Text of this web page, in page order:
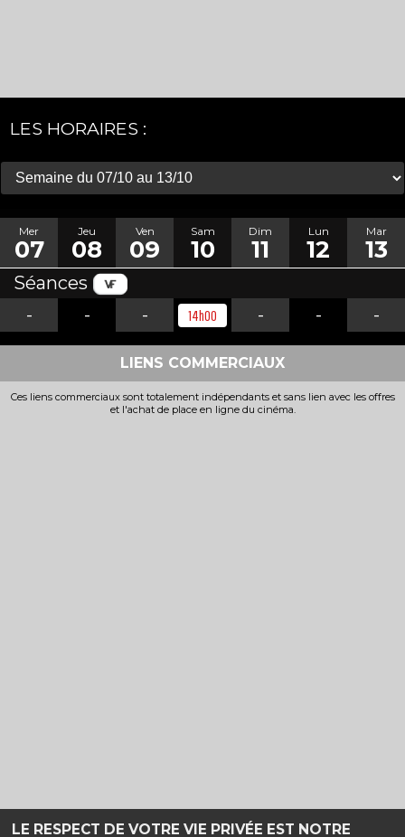
LE RESPECT DE VOTRE VIE PRIVÉE EST NOTRE
LES HORAIRES :
Mer
07
Jeu
08
Ven
09
Sam
10
Dim
11
Lun
12
Mar
13
Séances
-
- - 14h00 - - -
LIENS COMMERCIAUX
Ces liens commerciaux sont totalement indépendants et sans lien avec les offres
et l'achat de place en ligne du cinéma.